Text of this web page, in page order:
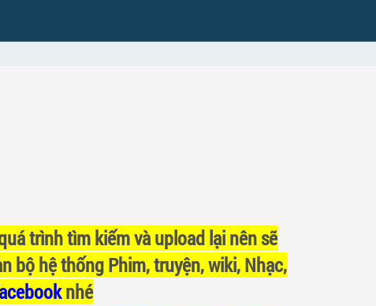
trình tìm kiếm và upload lại nên sẽ
bộ hệ thống Phim, truyện, wiki, Nhạc,
nhé